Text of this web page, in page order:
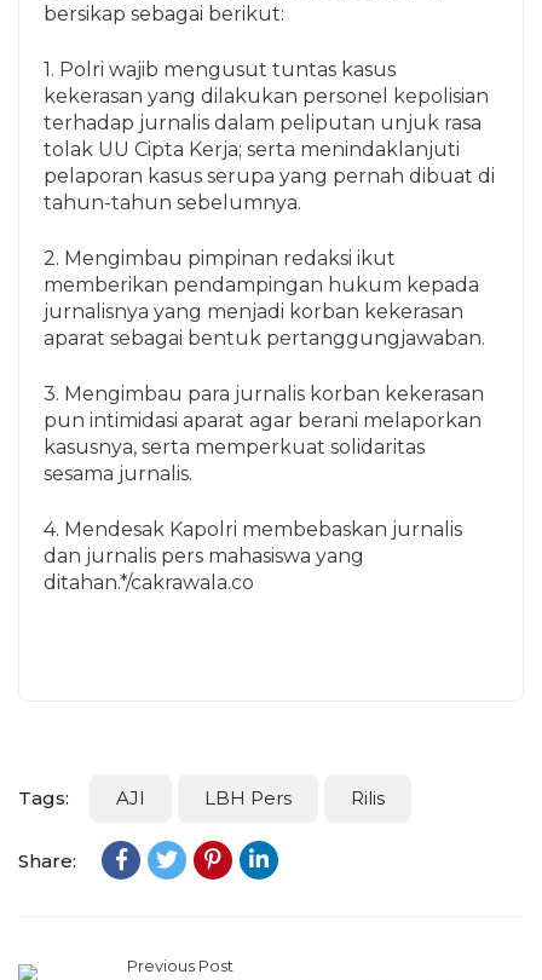
bersikap sebagai berikut:
1. Polri wajib mengusut tuntas kasus
kekerasan yang dilakukan personel kepolisian
terhadap jurnalis dalam peliputan unjuk rasa
tolak UU Cipta Kerja; serta menindaklanjuti
pelaporan kasus serupa yang pernah dibuat di
tahun-tahun sebelumnya.
2. Mengimbau pimpinan redaksi ikut
memberikan pendampingan hukum kepada
jurnalisnya yang menjadi korban kekerasan
aparat sebagai bentuk pertanggungjawaban.
3. Mengimbau para jurnalis korban kekerasan
pun intimidasi aparat agar berani melaporkan
kasusnya, serta memperkuat solidaritas
sesama jurnalis.
4. Mendesak Kapolri membebaskan jurnalis
dan jurnalis pers mahasiswa yang
ditahan.*/cakrawala.co
Tags: AJI LBH Pers Rilis
Share:
Previous Post